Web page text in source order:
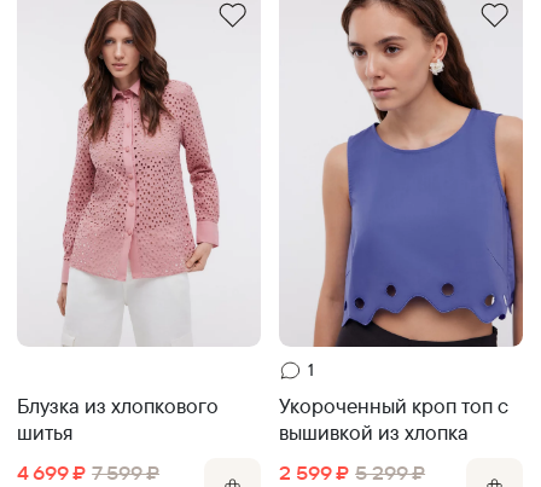
Блузка из хлопкового
шитья
4 699 ₽ 7 599 ₽
1
Укороченный кроп топ с
вышивкой из хлопка
2 599 ₽ 5 299 ₽